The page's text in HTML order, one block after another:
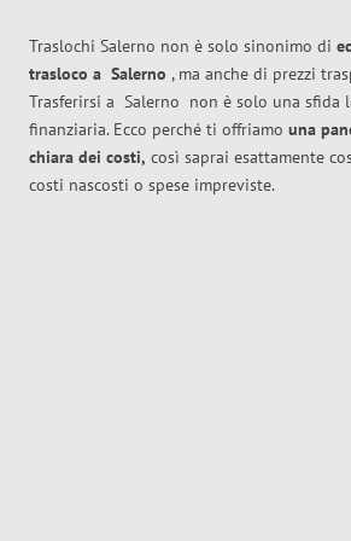
Traslochi Salerno non è solo sinonimo di
trasloco a Salerno , ma anche di prezzi
Trasferirsi a Salerno non è solo una sfida
finanziaria. Ecco perché ti offriamo una
chiara dei costi, così saprai esattamente
costi nascosti o spese impreviste.